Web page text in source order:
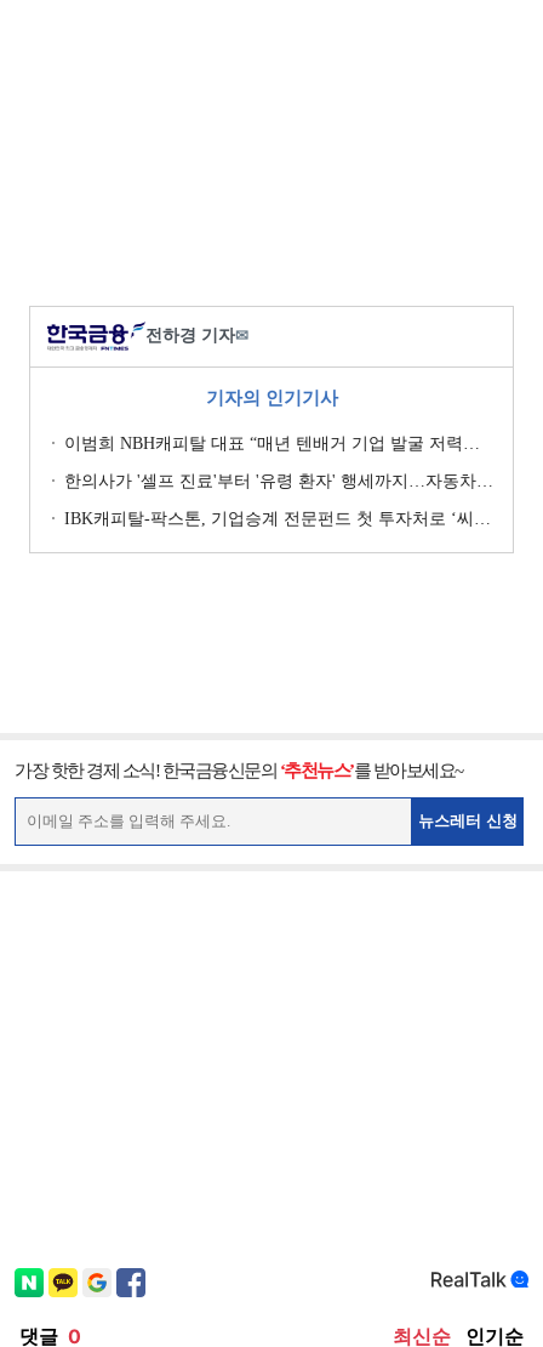
전하경 기자✉
기자의 인기기사
이범희 NBH캐피탈 대표 “매년 텐배거 기업 발굴 저력…올해 ROE 20% 목표”
한의사가 '셀프 진료'부터 '유령 환자' 행세까지…자동차보험 악용 심각 [경상환자 8주룰 도입 초읽기]
IBK캐피탈-팍스톤, 기업승계 전문펀드 첫 투자처로 ‘씨엠디기술단’ 낙점 [캐피탈사 돋보기]
가장 핫한 경제 소식! 한국금융신문의 ‘추천뉴스’를 받아보세요~
뉴스레터 신청